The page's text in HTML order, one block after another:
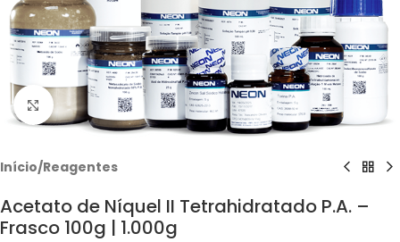
Clique para ampliar
Início/Reagentes
Acetato de Níquel II Tetrahidratado P.A. –
Frasco 100g | 1.000g